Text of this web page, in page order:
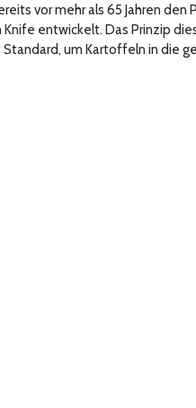
vor mehr als 65 Jahren
entwickelt. Das Prinzip
um Kartoffeln in die